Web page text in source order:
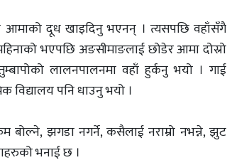
दूध खाइदिनु भएनन् । त्यसपछि वहाँसँगै
भएपछि अङसीमाङलाई छोडेर आमा दोस्रो
लालनपालनमा वहाँ हुर्कनु भयो । गाई
विद्यालय पनि धाउनु भयो ।
झगडा नगर्ने, कसैलाई नराम्रो नभन्ने, झुट
भनाई छ ।